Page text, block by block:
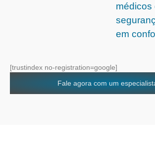
médicos
em
[trustindex no-registration=google]
Fale agora com um